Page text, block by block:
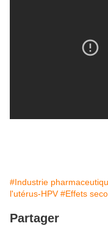
#Industrie
l'utérus-HPV #Effets
Partager